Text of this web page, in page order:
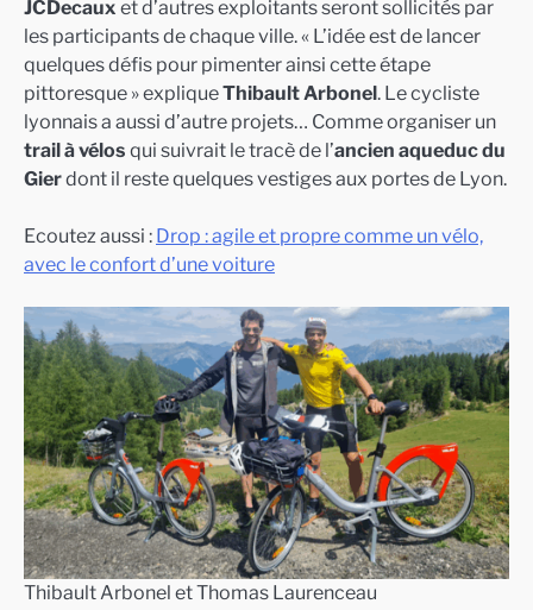
JCDecaux et d’autres exploitants seront sollicités par
les participants de chaque ville. « L’idée est de lancer
quelques défis pour pimenter ainsi cette étape
pittoresque » expliqueThibault Arbonel. Le cycliste
lyonnais a aussi d’autre projets… Comme organiser un
trail à vélos qui suivrait le tracè de l’ancien aqueduc du
Gierdont il reste quelques vestiges aux portes de Lyon.
Ecoutez aussi : Drop : agile et propre comme un vélo,
avec le confort d’une voiture
Thibault Arbonel et Thomas Laurenceau